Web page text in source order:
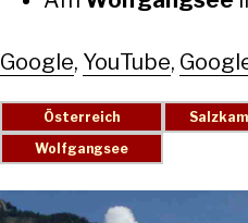
Google, YouTube,